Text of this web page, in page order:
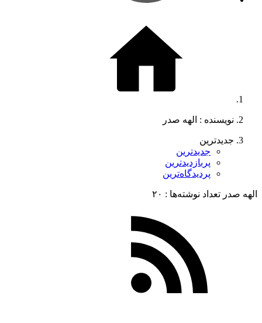
نویسنده :‌ الهه صدر
جدیدترین
جدیدترین
پربازدیدترین
پردیدگاه‌ترین
الهه صدر تعداد نوشته‌ها :‌ ۲۰